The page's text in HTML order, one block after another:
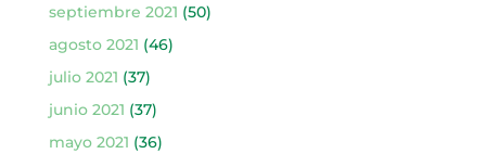
septiembre 2021 (50)
agosto 2021 (46)
julio 2021 (37)
junio 2021 (37)
mayo 2021 (36)